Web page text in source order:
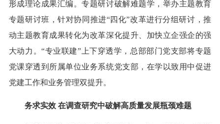
形成理论成果汇编。专题研讨破解难题学，举办主题教育
专题研讨班，针对协同推进“四化”改革进行分组研讨，推
动主题教育成果转化为改革深化提升、加快立企强企的强
大动力。“专业联建”上下穿透学，总部部门党支部将专题
党课穿透到所属单位业务系统党支部，在学以致用中促进
党建工作和业务管理双提升。
务求实效 在调查研究中破解高质量发展瓶颈难题